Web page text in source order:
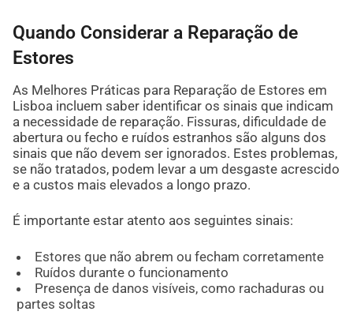
Quando Considerar a Reparação de
Estores
As Melhores Práticas para Reparação de Estores em
Lisboa incluem saber identificar os sinais que indicam
a necessidade de reparação. Fissuras, dificuldade de
abertura ou fecho e ruídos estranhos são alguns dos
sinais que não devem ser ignorados. Estes problemas,
se não tratados, podem levar a um desgaste acrescido
e a custos mais elevados a longo prazo.
É importante estar atento aos seguintes sinais:
Estores que não abrem ou fecham corretamente
Ruídos durante o funcionamento
Presença de danos visíveis, como rachaduras ou
partes soltas